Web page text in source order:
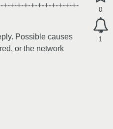
0
1
+-+-+-+-+-+-+-+-+-+-
Possible causes
or the network